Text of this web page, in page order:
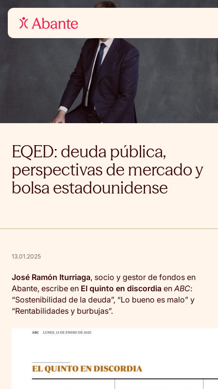
EQED: deuda pública,
perspectivas de mercado y
bolsa estadounidense
13.01.2025
José Ramón Iturriaga, socio y gestor de fondos en
Abante, escribe en El quinto en discordia en ABC:
“Sostenibilidad de la deuda”, “Lo bueno es malo” y
“Rentabilidades y burbujas”.